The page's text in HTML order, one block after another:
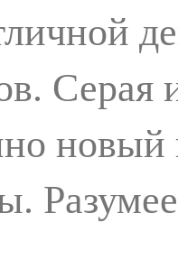
Серая
новый